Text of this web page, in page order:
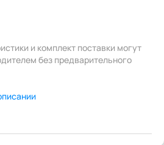
и комплект поставки могут
без предварительного